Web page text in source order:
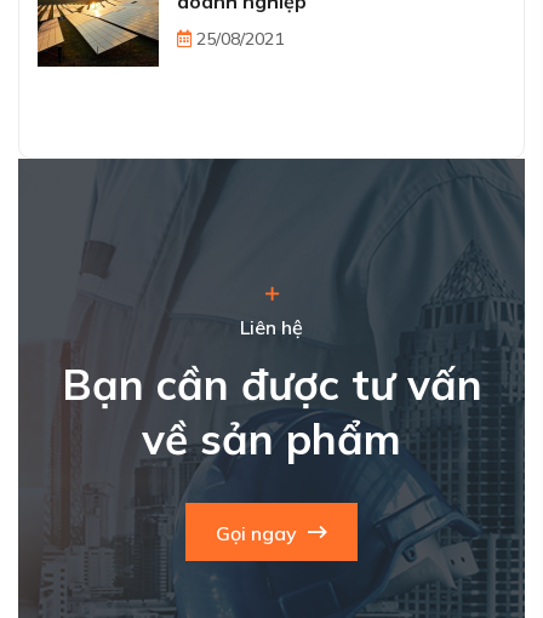
25/08/2021
Liên hệ
Bạn cần được tư vấn
về sản phẩm
Gọi ngay